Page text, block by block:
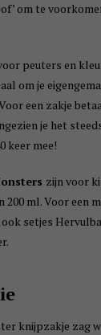
om te
peuters en
om je
een zakje
je het
keer mee!
zijn voor
200 ml. Voor een
ook setjes
knijpzakje zag